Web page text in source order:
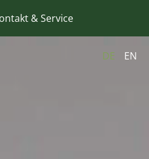
DE EN
& Service